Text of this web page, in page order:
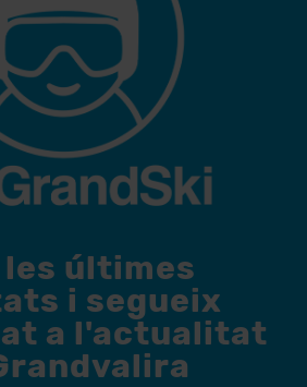
les últimes
i segueix
a l'actualitat